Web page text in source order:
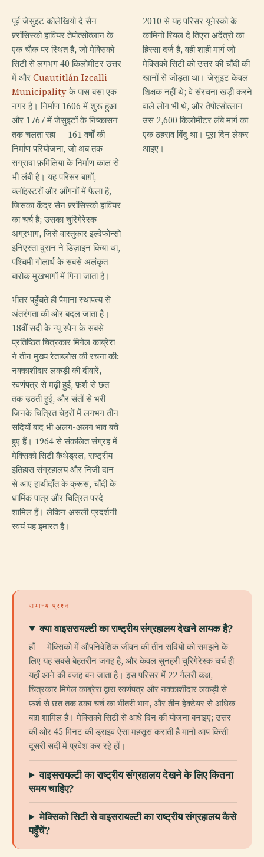
पूर्व जेसुइट कोलेखियो दे सैन
फ़्रांसिस्को हावियर तेपोत्सोत्लान के
एक चौक पर स्थित है, जो मेक्सिको
सिटी से लगभग 40 किलोमीटर उत्तर
में औरCuautitlán Izcalli
Municipalityके पास बसा एक
नगर है। निर्माण 1606 में शुरू हुआ
और 1767 में जेसुइटों के निष्कासन
तक चलता रहा — 161 वर्षों की
निर्माण परियोजना, जो अब तक
सग्रादा फ़मिलिया के निर्माण काल से
भी लंबी है। यह परिसर बाग़ों,
क्लॉइस्टरों और आँगनों में फैला है,
जिसका केंद्र सैन फ़्रांसिस्को हावियर
का चर्च है; उसका चुरिगेरेस्क
अग्रभाग, जिसे वास्तुकार इल्देफोन्सो
इनिएस्ता दुरान ने डिज़ाइन किया था,
पश्चिमी गोलार्ध के सबसे अलंकृत
बारोक मुखभागों में गिना जाता है।
भीतर पहुँचते ही पैमाना स्थापत्य से
अंतरंगता की ओर बदल जाता है।
18वीं सदी के न्यू स्पेन के सबसे
प्रतिष्ठित चित्रकार मिगेल काब्रेरा
ने तीन मुख्य रेताब्लोस की रचना की:
नक्काशीदार लकड़ी की दीवारें,
स्वर्णपत्र से मढ़ी हुई, फ़र्श से छत
तक उठती हुई, और संतों से भरी
जिनके चित्रित चेहरों में लगभग तीन
सदियों बाद भी अलग-अलग भाव बचे
हुए हैं। 1964 से संकलित संग्रह में
मेक्सिको सिटी कैथेड्रल, राष्ट्रीय
इतिहास संग्रहालय और निजी दान
से आए हाथीदाँत के क्रूस, चाँदी के
धार्मिक पात्र और चित्रित परदे
शामिल हैं। लेकिन असली प्रदर्शनी
स्वयं यह इमारत है।
2010 से यह परिसर यूनेस्को के
कामिनो रियल दे तिएरा अदेंत्रो का
हिस्सा दर्ज है, वही शाही मार्ग जो
मेक्सिको सिटी को उत्तर की चाँदी की
खानों से जोड़ता था। जेसुइट केवल
शिक्षक नहीं थे; वे संरचना खड़ी करने
वाले लोग भी थे, और तेपोत्सोत्लान
उस 2,600 किलोमीटर लंबे मार्ग का
एक ठहराव बिंदु था। पूरा दिन लेकर
आइए।
सामान्य प्रश्न
क्या वाइसरायल्टी का राष्ट्रीय संग्रहालय देखने लायक है?
हाँ — मेक्सिको में औपनिवेशिक जीवन की तीन सदियों को समझने के
लिए यह सबसे बेहतरीन जगह है, और केवल सुनहरी चुरिगेरेस्क चर्च ही
यहाँ आने की वजह बन जाता है। इस परिसर में 22 गैलरी कक्ष,
चित्रकार मिगेल काब्रेरा द्वारा स्वर्णपत्र और नक्काशीदार लकड़ी से
फ़र्श से छत तक ढका चर्च का भीतरी भाग, और तीन हेक्टेयर से अधिक
बाग़ शामिल हैं। मेक्सिको सिटी से आधे दिन की योजना बनाइए; उत्तर
की ओर 45 मिनट की ड्राइव ऐसा महसूस कराती है मानो आप किसी
दूसरी सदी में प्रवेश कर रहे हों।
वाइसरायल्टी का राष्ट्रीय संग्रहालय देखने के लिए कितना
समय चाहिए?
मेक्सिको सिटी से वाइसरायल्टी का राष्ट्रीय संग्रहालय कैसे
पहुँचें?